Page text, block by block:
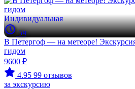
Индивидуальная
5ч
В Петергоф — на метеоре!
гидом
9600 ₽
4.95 99 отзывов
за экскурсию